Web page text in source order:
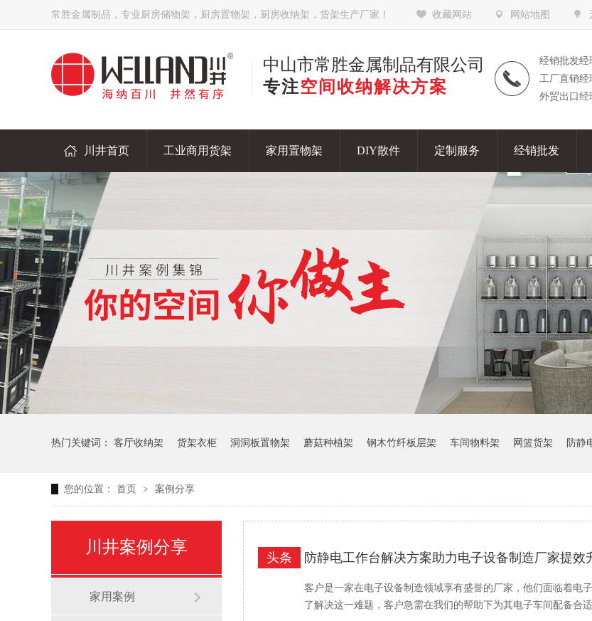
收藏网站 网站地图
常胜金属制品，专业厨房储物架，厨房置物架，厨房收纳架，货架生产厂家！
经销批发经
工厂直销经
外贸出口经
中山市常胜金属制品有限公司
专注空间收纳解决方案
川井首页 工业商用货架 家用置物架 DIY散件 定制服务 经销批发
热门关键词： 客厅收纳架 货架衣柜 洞洞板置物架 蘑菇种植架 钢木竹纤板层架 车间物料架 网篮货架 防静
您的位置： 首页 > 案例分享
川井案例分享
家用案例
防静电工作台解决方案助力电子设备制造厂家提效
头条
客户是一家在电子设备制造领域享有盛誉的厂家，他们面临着电
了解决这一难题，客户急需在我们的帮助下为其电子车间配备合